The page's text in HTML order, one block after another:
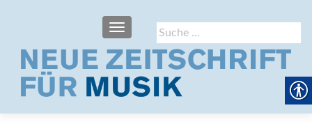
Suche
nach:
SCHALTE NAVIGATION